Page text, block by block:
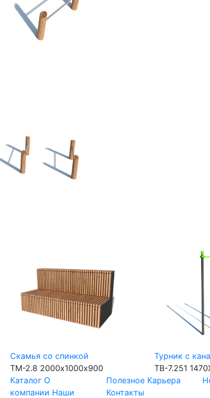
Скамья со спинкой
ТМ-2.8 2000х1000х900
Турник с
ТВ-7.251
Каталог О
компании Наши
Полезное Карьера
Контакты